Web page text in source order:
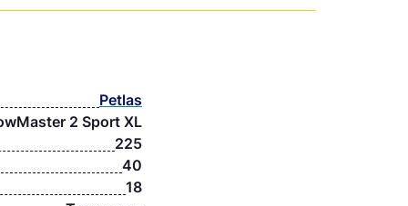
Petlas
2 Sport XL
225
40
18